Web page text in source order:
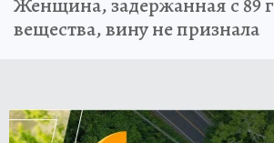
Женщина, задержанная с 89
вещества, вину не признала